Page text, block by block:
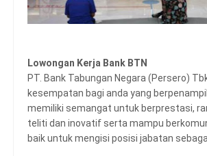
Lowongan Kerja Bank BTN
PT. Bank Tabungan Negara (Persero)
kesempatan bagi anda yang
memiliki semangat untuk berprestasi,
teliti dan inovatif serta mampu
baik untuk mengisi posisi jabatan